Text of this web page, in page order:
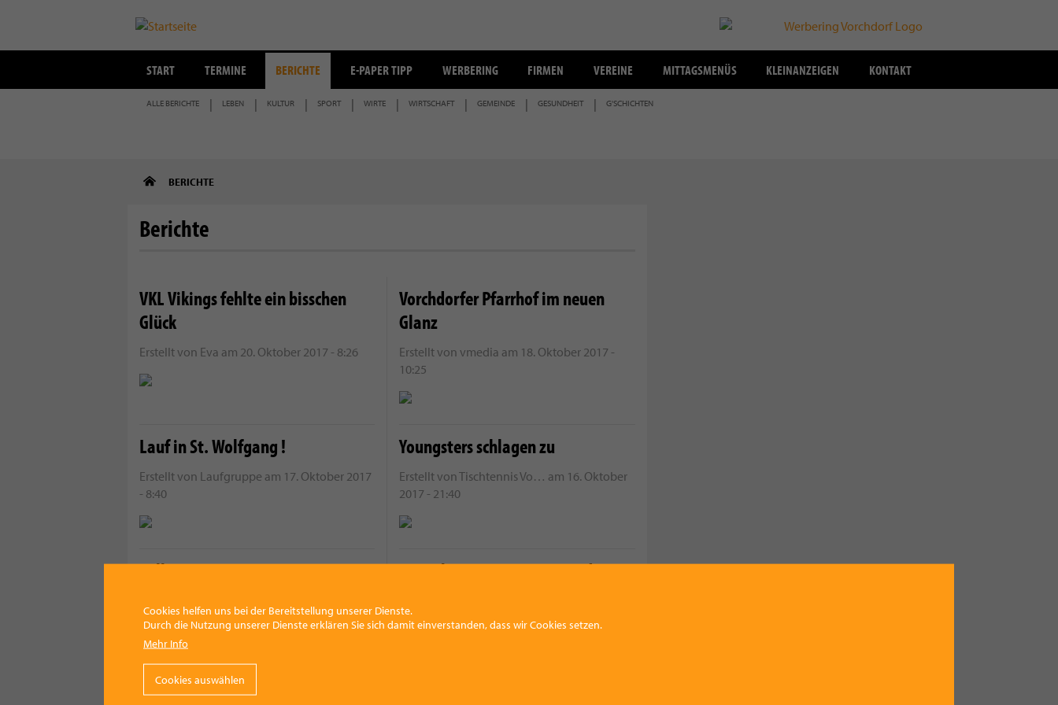
START TERMINE BERICHTE
ALLE BERICHTE LEBEN KULTUR SPORT WIRTE WIRTSCHAFT GEMEINDE GESUNDHEIT G'SCHICHTEN
E-PAPER TIPP WERBERING FIRMEN VEREINE MITTAGSMENÜS KLEINANZEIGEN KONTAKT
BERICHTE
Berichte
VKL Vikings fehlte ein bisschen
Glück
Erstellt von Eva am 20. Oktober 2017 - 8:26
Vorchdorfer Pfarrhof im neuen
Glanz
Erstellt von vmedia am 18. Oktober 2017 -
10:25
Lauf in St. Wolfgang !
Erstellt von Laufgruppe am 17. Oktober 2017
- 8:40
Youngsters schlagen zu
Erstellt vonTischtennis Vo… am 16. Oktober
2017 - 21:40
Volle Frauenpower!
11:37
VKL Vikings vs Swans Gmunden B
Ihr Traumhaus zum Traumpreis
Cookies helfen uns bei der Bereitstellung unserer Dienste.
Durch die Nutzung unserer Dienste erklären Sie sich damit einverstanden, dass wir Cookies setzen.
Mehr Info
Cookies auswählen